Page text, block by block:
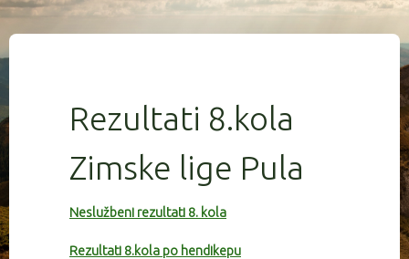
Rezultati 8.kola
Zimske lige Pula
Neslužbeni rezultati 8. kola
Rezultati 8.kola po hendikepu